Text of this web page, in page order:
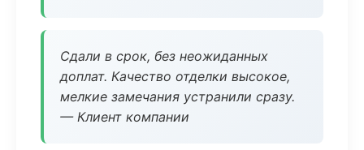
Сдали в срок, без неожиданных
доплат. Качество отделки высокое,
мелкие замечания устранили сразу.
— Клиент компании